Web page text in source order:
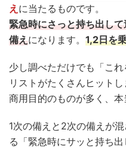
え に当たるものです。
緊急時にさっと持ち出し
備えになります。 1,2日を
少し調べただけでも「こ
リストがたくさんヒット
商用目的のものが多く、本
1次の備えと2次の備えが
る「緊急時にサッと持ち